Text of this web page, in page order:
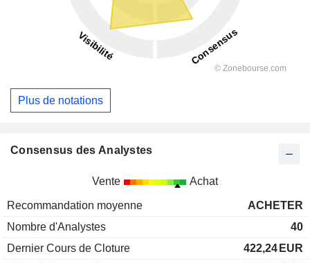
Plus de notations
Consensus des Analystes
Vente Achat
Recommandation moyenne
ACHETER
Nombre d'Analystes
40
Dernier Cours de Cloture
422,24 EUR